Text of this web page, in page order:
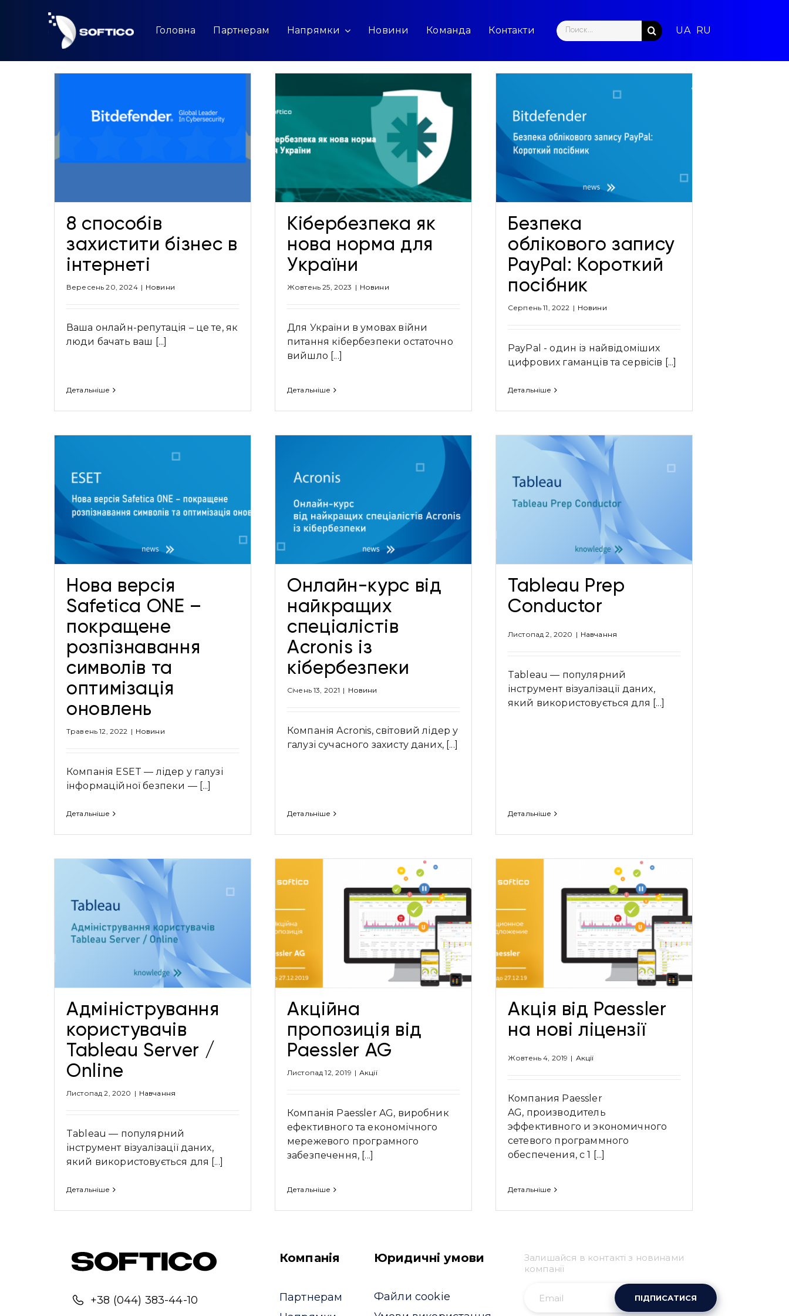
Головна Партнерам Напрямки Новини Команда Контакти
Search
for:
8 способів
захистити бізнес в
інтернеті
Вересень 20, 2024 | Новини
Ваша онлайн-репутація – це те, як
люди бачать ваш [...]
Детальніше
Кібербезпека як нова норма
Кібербезпека як
нова норма для
України
Жовтень 25, 2023 | Новини
Для України в умовах війни
питання кібербезпеки остаточно
вийшло [...]
Детальніше
Безпека облікового запису
PayPal: Короткий посібник
Безпека
облікового запису
PayPal: Короткий
посібник
Серпень 11, 2022 | Новини
PayPal - один із найвідоміших
цифрових гаманців та сервісів [...]
Детальніше
Нова версія
Safetica ONE –
покращене
розпізнавання
символів та
оптимізація
оновлень
Травень 12, 2022 | Новини
Компанія ESET — лідер у галузі
інформаційної безпеки — [...]
Детальніше
Онлайн-курс від найкращих
спеціалістів Acronis із
кібербезпеки
Онлайн-курс від
найкращих
спеціалістів
Acronis із
кібербезпеки
Січень 13, 2021 | Новини
Компанія Acronis, світовий лідер у
галузі сучасного захисту даних, [...]
Детальніше
Tableau Prep Conductor
Навчання
Tableau Prep
Conductor
Листопад 2, 2020 | Навчання
Tableau — популярний
інструмент візуалізації даних,
який використовується для [...]
Детальніше
Адміністрування
користувачів
Tableau Server /
Online
Листопад 2, 2020 | Навчання
Tableau — популярний
інструмент візуалізації даних,
який використовується для [...]
Детальніше
Акційна пропозиція від
Paessler AG
Акції
Акційна
пропозиція від
Paessler AG
Листопад 12, 2019 | Акції
Компанія Paessler AG, виробник
ефективного та економічного
мережевого програмного
забезпечення, [...]
Детальніше
Акція від Paessler на нові
ліцензії
Акції
Акція від Paessler
на нові ліцензії
Жовтень 4, 2019 | Акції
Компания Paessler
AG, производитель
эффективного и экономичного
сетевого программного
обеспечения, с 1 [...]
Детальніше
+38 (044) 383-44-10
Компанія
Партнерам
Юридичні умови
Файли cookie
Залишайся в контакті з новинами
компанії
ПІДПИСАТИСЯ
Ми зазвичай відповідаємо дуже швидко
Надіслати повідомлення